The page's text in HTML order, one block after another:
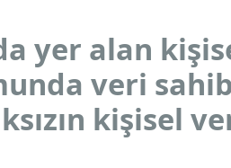
yer alan
veri
kişisel